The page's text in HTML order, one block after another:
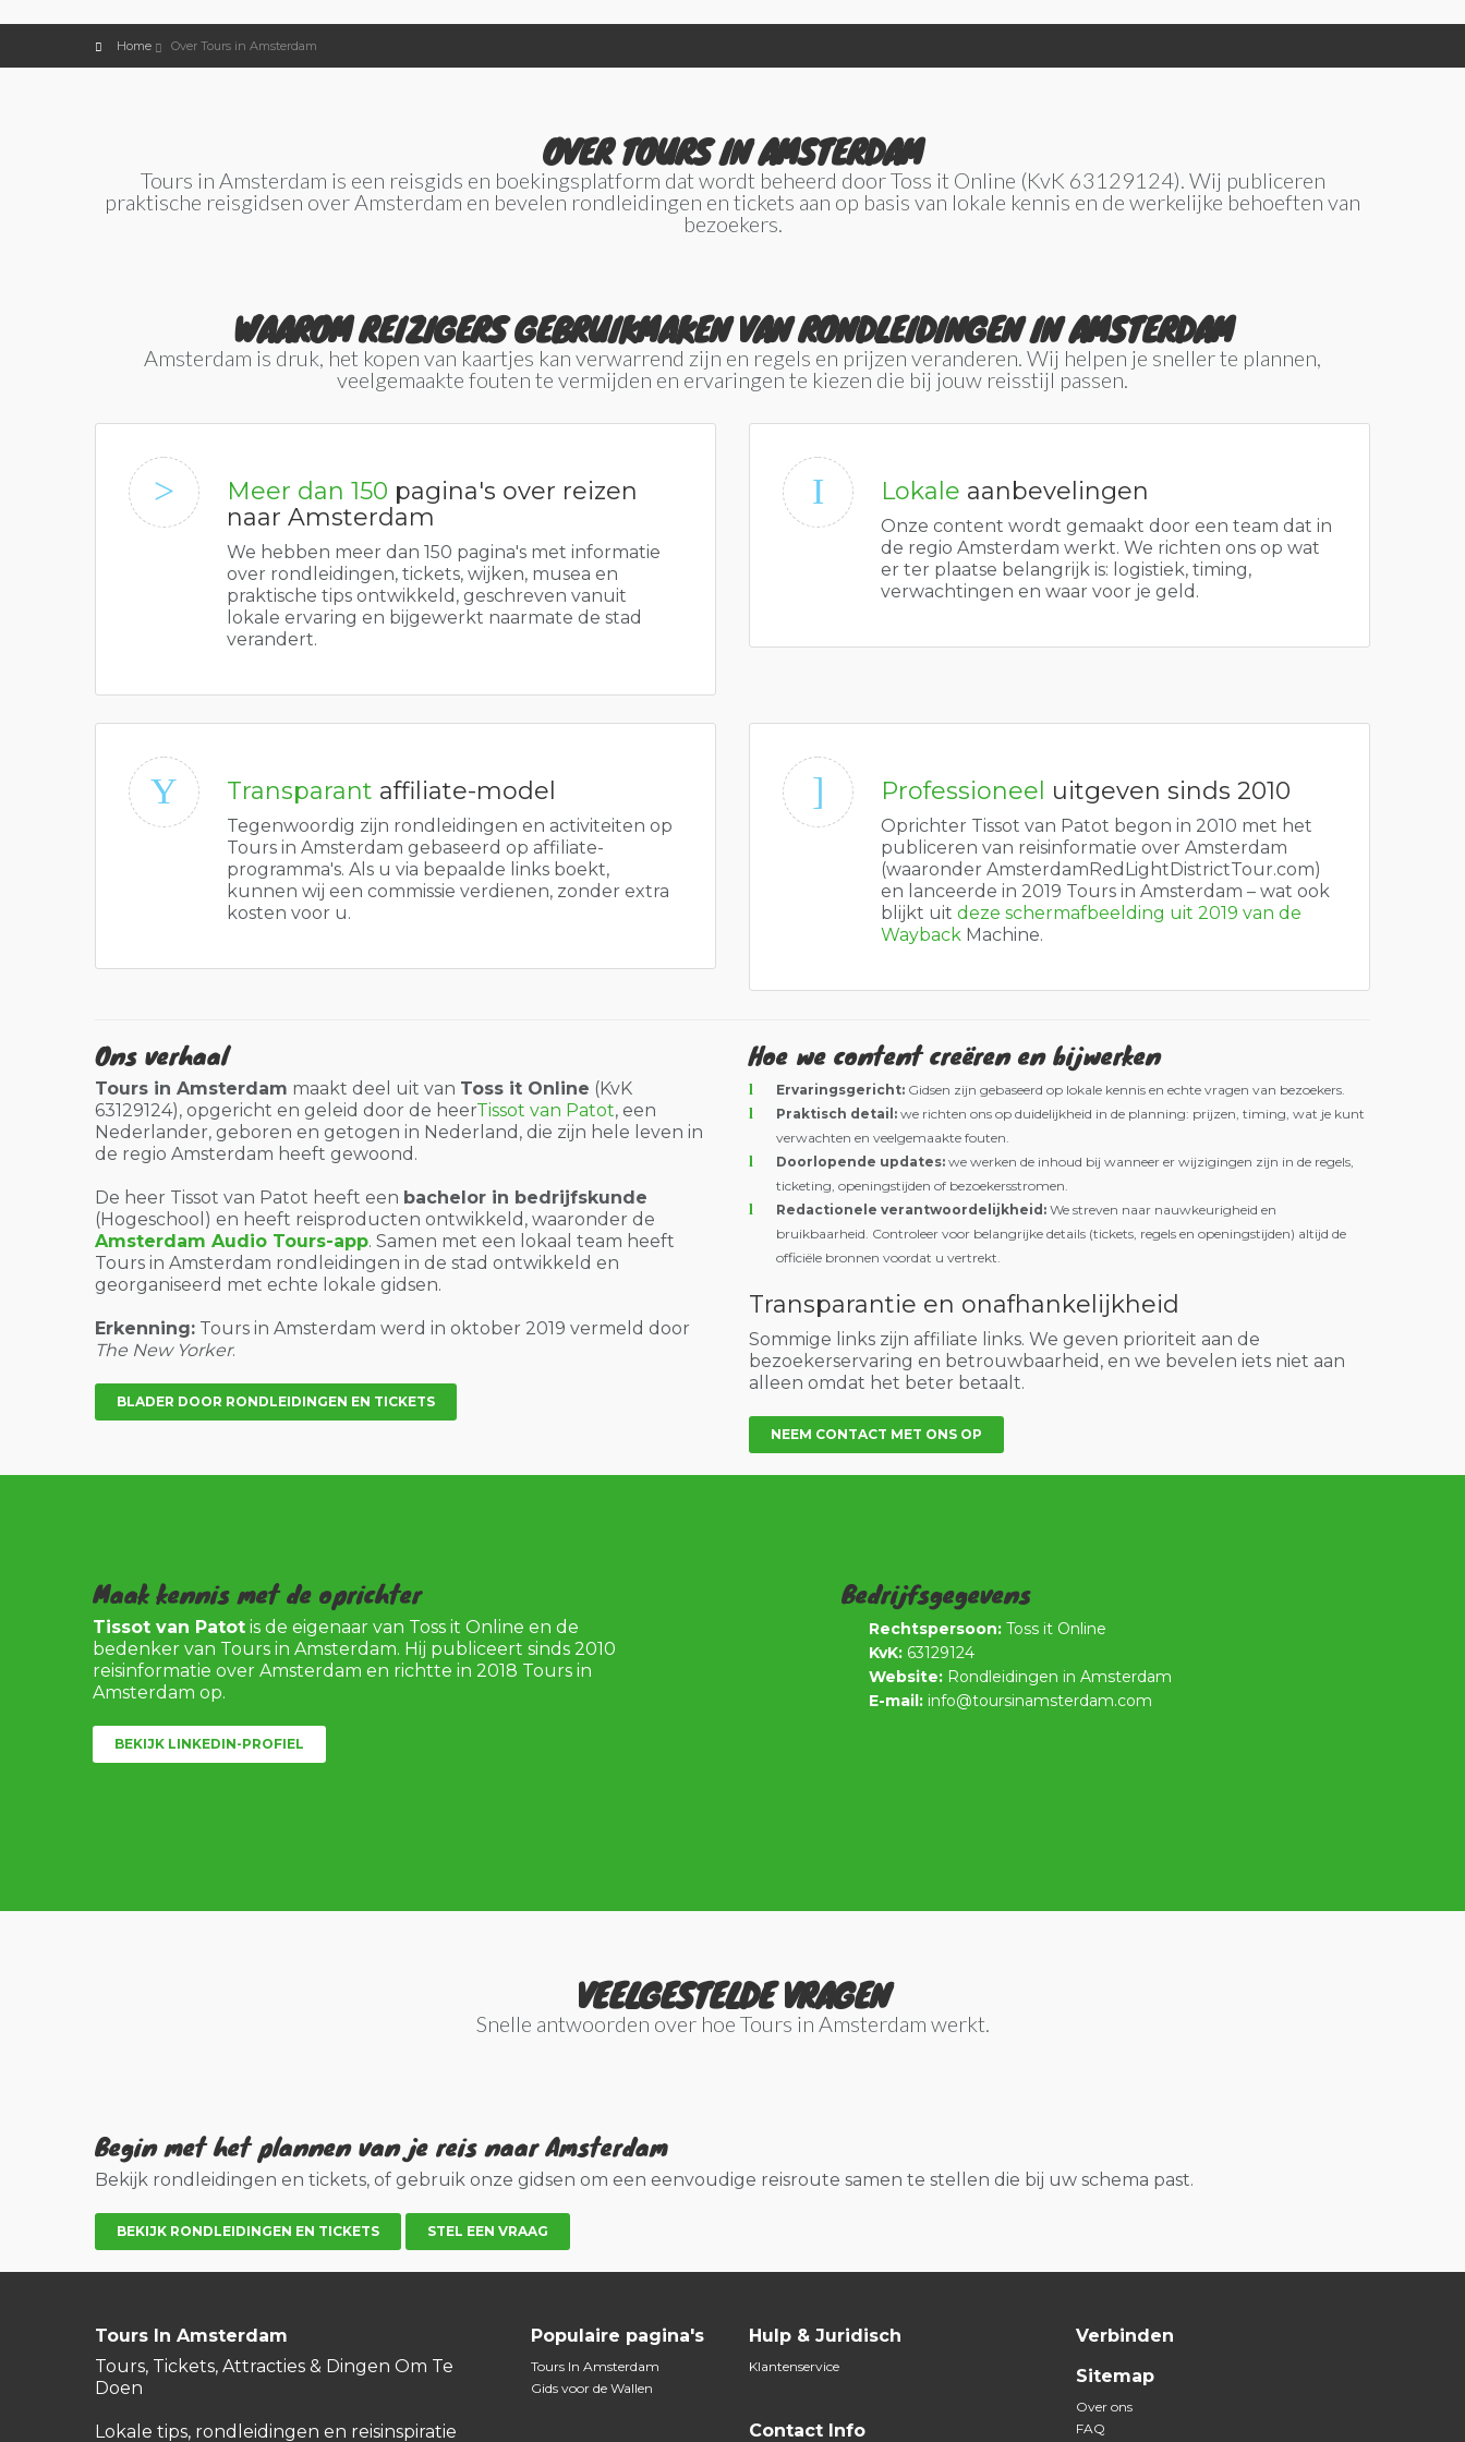
Home Over Tours in Amsterdam
OVER TOURS IN AMSTERDAM
Tours in Amsterdam is een reisgids en boekingsplatform dat wordt beheerd door Toss it Online (KvK 63129124). Wij publiceren
praktische reisgidsen over Amsterdam en bevelen rondleidingen en tickets aan op basis van lokale kennis en de werkelijke behoeften van
bezoekers.
WAAROM REIZIGERS GEBRUIKMAKEN VAN RONDLEIDINGEN IN AMSTERDAM
Amsterdam is druk, het kopen van kaartjes kan verwarrend zijn en regels en prijzen veranderen. Wij helpen je sneller te plannen,
veelgemaakte fouten te vermijden en ervaringen te kiezen die bij jouw reisstijl passen.
Meer dan 150 pagina's over reizen
naar Amsterdam
We hebben meer dan 150 pagina's met informatie
over rondleidingen, tickets, wijken, musea en
praktische tips ontwikkeld, geschreven vanuit
lokale ervaring en bijgewerkt naarmate de stad
verandert.
Lokale aanbevelingen
Onze content wordt gemaakt door een team dat in
de regio Amsterdam werkt. We richten ons op wat
er ter plaatse belangrijk is: logistiek, timing,
verwachtingen en waar voor je geld.
Transparant affiliate-model
Tegenwoordig zijn rondleidingen en activiteiten op
Tours in Amsterdam gebaseerd op affiliate-
programma's. Als u via bepaalde links boekt,
kunnen wij een commissie verdienen, zonder extra
kosten voor u.
Professioneel uitgeven sinds 2010
Oprichter Tissot van Patot begon in 2010 met het
publiceren van reisinformatie over Amsterdam
(waaronder AmsterdamRedLightDistrictTour.com)
en lanceerde in 2019 Tours in Amsterdam – wat ook
blijkt uit deze schermafbeelding uit 2019 van de
Wayback Machine.
Ons verhaal
Tours in Amsterdam maakt deel uit van Toss it Online (KvK
63129124), opgericht en geleid door de heerTissot van Patot, een
Nederlander, geboren en getogen in Nederland, die zijn hele leven in
de regio Amsterdam heeft gewoond.
De heer Tissot van Patot heeft een bachelor in bedrijfskunde
(Hogeschool) en heeft reisproducten ontwikkeld, waaronder de
Amsterdam Audio Tours-app. Samen met een lokaal team heeft
Tours in Amsterdam rondleidingen in de stad ontwikkeld en
georganiseerd met echte lokale gidsen.
Erkenning: Tours in Amsterdam werd in oktober 2019 vermeld door
The New Yorker.
BLADER DOOR RONDLEIDINGEN EN TICKETS
Hoe we content creëren en bijwerken
Ervaringsgericht: Gidsen zijn gebaseerd op lokale kennis en echte vragen van bezoekers.
Praktisch detail: we richten ons op duidelijkheid in de planning: prijzen, timing, wat je kunt
verwachten en veelgemaakte fouten.
Doorlopende updates: we werken de inhoud bij wanneer er wijzigingen zijn in de regels,
ticketing, openingstijden of bezoekersstromen.
Redactionele verantwoordelijkheid: We streven naar nauwkeurigheid en
bruikbaarheid. Controleer voor belangrijke details (tickets, regels en openingstijden) altijd de
officiële bronnen voordat u vertrekt.
Transparantie en onafhankelijkheid
Sommige links zijn affiliate links. We geven prioriteit aan de
bezoekerservaring en betrouwbaarheid, en we bevelen iets niet aan
alleen omdat het beter betaalt.
NEEM CONTACT MET ONS OP
Maak kennis met de oprichter
Tissot van Patot is de eigenaar van Toss it Online en de
bedenker van Tours in Amsterdam. Hij publiceert sinds 2010
reisinformatie over Amsterdam en richtte in 2018 Tours in
Amsterdam op.
BEKIJK LINKEDIN-PROFIEL
Bedrijfsgegevens
Rechtspersoon: Toss it Online
KvK: 63129124
Website: Rondleidingen in Amsterdam
E-mail: info@toursinamsterdam.com
VEELGESTELDE VRAGEN
Snelle antwoorden over hoe Tours in Amsterdam werkt.
Begin met het plannen van je reis naar Amsterdam
Bekijk rondleidingen en tickets, of gebruik onze gidsen om een eenvoudige reisroute samen te stellen die bij uw schema past.
BEKIJK RONDLEIDINGEN EN TICKETS STEL EEN VRAAG
Tours In Amsterdam
Tours, Tickets, Attracties & Dingen Om Te
Doen
Lokale tips, rondleidingen en reisinspiratie
Populaire pagina's
Tours In Amsterdam
Gids voor de Wallen
Hulp & Juridisch
Klantenservice
Contact Info
Verbinden
Sitemap
Over ons
FAQ